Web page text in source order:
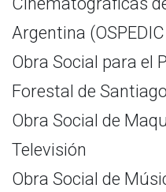
Argentina
Obra Social para el
Forestal de
Obra Social de
Televisión
Obra Social de